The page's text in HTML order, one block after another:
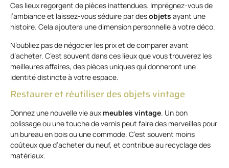
Ces lieux regorgent de pièces inattendues. Imprégnez-vous de
l’ambiance et laissez-vous séduire par desobjets ayant une
histoire. Cela ajoutera une dimension personnelle à votre déco.
N’oubliez pas de négocier les prix et de comparer avant
d’acheter. C’est souvent dans ces lieux que vous trouverez les
meilleures affaires, des pièces uniques qui donneront une
identité distincte à votre espace.
Restaurer et réutiliser des objets vintage
Donnez une nouvelle vie aux meubles vintage. Un bon
polissage ou une touche de vernis peut faire des merveilles pour
un bureau en bois ou une commode. C’est souvent moins
coûteux que d’acheter du neuf, et contribue au recyclage des
matériaux.